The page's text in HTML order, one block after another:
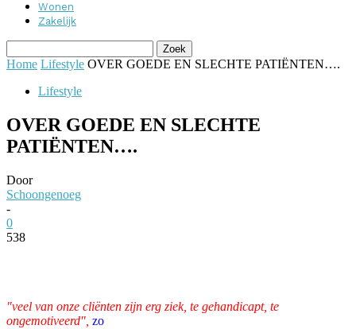
Wonen
Zakelijk
Home Lifestyle OVER GOEDE EN SLECHTE PATIËNTEN….
Lifestyle
OVER GOEDE EN SLECHTE
PATIËNTEN….
Door
Schoongenoeg
-
0
538
"veel van onze cliënten zijn erg ziek, te gehandicapt, te
ongemotiveerd", zo